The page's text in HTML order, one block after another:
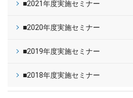
■2021年度実施セミナー
■2020年度実施セミナー
■2019年度実施セミナー
■2018年度実施セミナー